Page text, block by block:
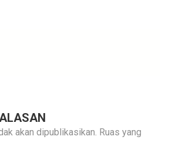
akan dipublikasikan. Ruas yang